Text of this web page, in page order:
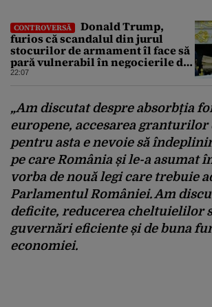
CONTROVERSĂ
Donald Trump,
furios că scandalul din jurul
stocurilor de armament îl face să
pară vulnerabil în negocierile de
pace cu Iranul
22:07
„Am discutat despre absorbția
europene, accesarea granturilor
pentru asta e nevoie să
pe care România și le-a asumat
vorba de nouă legi care trebuie
Parlamentul României. Am
deficite, reducerea cheltuielilor
guvernări eficiente și de buna
economiei.